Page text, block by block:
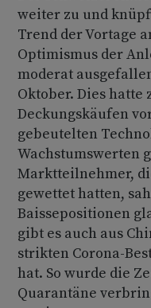
weiter zu und
Trend der Vortage
Optimismus der
moderat
Oktober. Dies hatte
Deckungskäufen
gebeutelten
Wachstumswerten
Marktteilnehmer,
gewettet hatten,
Baissepositionen
gibt es auch aus
strikten Corona-
hat. So wurde die
Quarantäne